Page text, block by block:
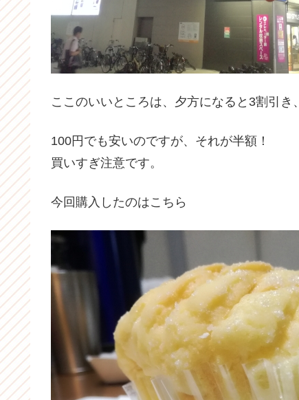
ここのいいところは、夕方になると3割引き
100円でも安いのですが、それが半額！
買いすぎ注意です。
今回購入したのはこちら